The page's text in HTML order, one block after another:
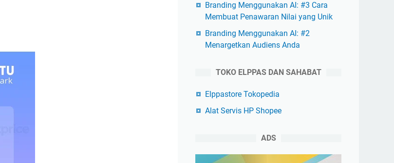
Branding Menggunakan AI: #3 Cara
Membuat Penawaran Nilai yang Unik
Branding Menggunakan AI: #2
Menargetkan Audiens Anda
TOKO ELPPAS DAN SAHABAT
Elppastore Tokopedia
Alat Servis HP Shopee
ADS